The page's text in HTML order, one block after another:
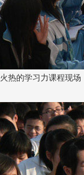
火热的学习力课程现场